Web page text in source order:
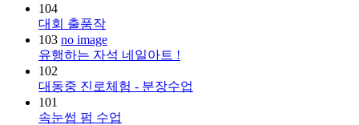
104
대회 출품작
103 no image
유행하는 자석 네일아트 !
102
대동중 진로체험 - 분장수업
101
속눈썹 펌 수업